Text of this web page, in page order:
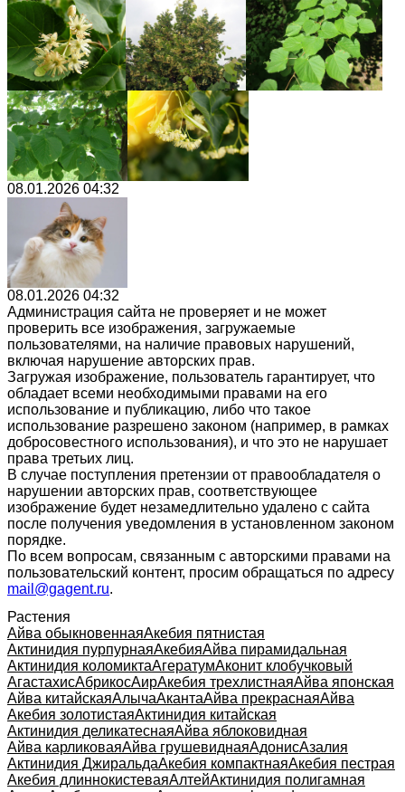
08.01.2026 04:32
08.01.2026 04:32
Администрация сайта не проверяет и не может
проверить все изображения, загружаемые
пользователями, на наличие правовых нарушений,
включая нарушение авторских прав.
Загружая изображение, пользователь гарантирует, что
обладает всеми необходимыми правами на его
использование и публикацию, либо что такое
использование разрешено законом (например, в рамках
добросовестного использования), и что это не нарушает
права третьих лиц.
В случае поступления претензии от правообладателя о
нарушении авторских прав, соответствующее
изображение будет незамедлительно удалено с сайта
после получения уведомления в установленном законом
порядке.
По всем вопросам, связанным с авторскими правами на
пользовательский контент, просим обращаться по адресу
mail@gagent.ru.
Растения
Айва обыкновеннаяАкебия пятнистая
Актинидия пурпурнаяАкебияАйва пирамидальная
Актинидия коломиктаАгератумАконит клобучковый
АгастахисАбрикосАирАкебия трехлистнаяАйва японская
Айва китайскаяАлычаАкантаАйва прекраснаяАйва
Акебия золотистаяАктинидия китайская
Актинидия деликатеснаяАйва яблоковидная
Айва карликоваяАйва грушевиднаяАдонисАзалия
Актинидия ДжиральдаАкебия компактнаяАкебия пестрая
Акебия длиннокистеваяАлтейАктинидия полигамная